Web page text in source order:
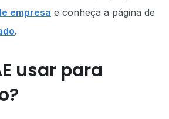
empresa e conheça a página de
.
usar para